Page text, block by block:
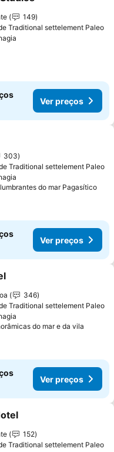
aos favoritos
149
Traditional settelement Paleo
Ver preços
aos favoritos
303
Traditional settelement Paleo
do mar Pagasítico
Ver preços
aos favoritos
346
Traditional settelement Paleo
do mar e da vila
Ver preços
aos favoritos
152
Traditional settelement Paleo